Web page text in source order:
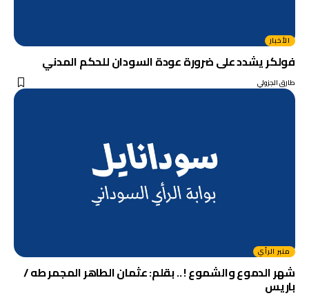
الأخبار
فولكر يشدد على ضرورة عودة السودان للحكم المدني
طارق الجزولي
منبر الرأي
شهر الدموع والشموع ! .. بقلم: عثمان الطاهر المجمر طه /
باريس